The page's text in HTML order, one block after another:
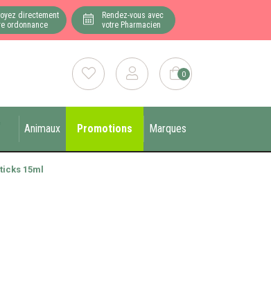
directement
ordonnance
Rendez-vous avec
votre Pharmacien
0
Animaux Promotions Marques
15ml